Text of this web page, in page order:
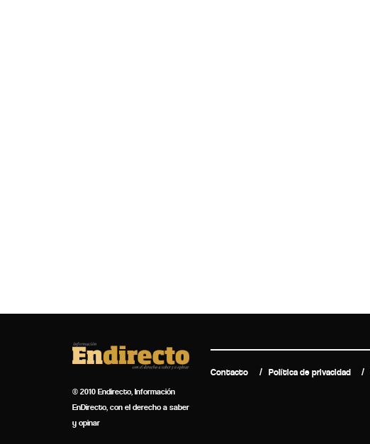
© 2010 Endirecto, Información
EnDirecto, con el derecho a saber
y opinar
Contacto Política de privacidad